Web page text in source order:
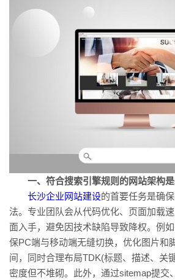
一、符合搜索引擎规则的网站架构是
长沙企业网站建设的首要任务是确
法。专业团队会从代码优化、页面加载
面入手，避免因技术缺陷导致降权。例
保PC端与移动端无缝切换，优化图片和
间，同时合理布局TDK(标题、描述、关
密度但不堆砌。此外，通过sitemap提交